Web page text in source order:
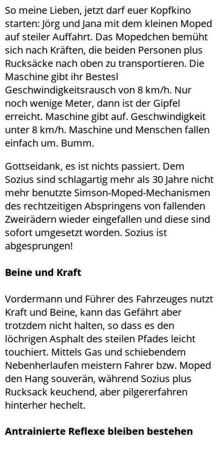
So meine Lieben, jetzt darf euer Kopfkino
starten: Jörg und Jana mit dem kleinen Moped
auf steiler Auffahrt. Das Mopedchen bemüht
sich nach Kräften, die beiden Personen plus
Rucksäcke nach oben zu transportieren. Die
Maschine gibt ihr Bestesl
Geschwindigkeitsrausch von 8 km/h. Nur
noch wenige Meter, dann ist der Gipfel
erreicht. Maschine gibt auf. Geschwindigkeit
unter 8 km/h. Maschine und Menschen fallen
einfach um. Bumm.
Gottseidank, es ist nichts passiert. Dem
Sozius sind schlagartig mehr als 30 Jahre nicht
mehr benutzte Simson-Moped-Mechanismen
des rechtzeitigen Abspringens von fallenden
Zweirädern wieder eingefallen und diese sind
sofort umgesetzt worden. Sozius ist
abgesprungen!
Beine und Kraft
Vordermann und Führer des Fahrzeuges nutzt
Kraft und Beine, kann das Gefährt aber
trotzdem nicht halten, so dass es den
löchrigen Asphalt des steilen Pfades leicht
touchiert. Mittels Gas und schiebendem
Nebenherlaufen meistern Fahrer bzw. Moped
den Hang souverän, während Sozius plus
Rucksack keuchend, aber pilgererfahren
hinterher hechelt.
Antrainierte Reflexe bleiben bestehen